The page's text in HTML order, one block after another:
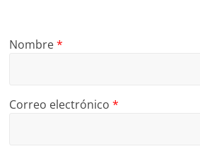
Nombre*
Correo electrónico*